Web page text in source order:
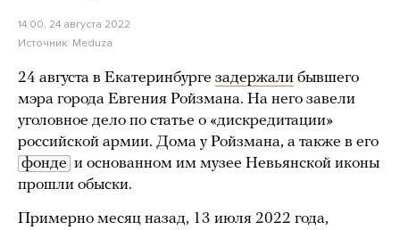
14:00, 24 августа 2022
Источник: Meduza
24 августа в Екатеринбурге задержали бывшего
мэра города Евгения Ройзмана. На него завели
уголовное дело по статье о «дискредитации»
российской армии. Дома у Ройзмана, а также в его
фонде и основанном им музее Невьянской иконы
прошли обыски.
Примерно месяц назад, 13 июля 2022 года,